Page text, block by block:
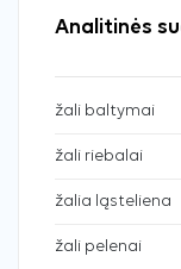
Analitinės
žali baltymai
žali riebalai
žalia ląsteliena
žali pelenai